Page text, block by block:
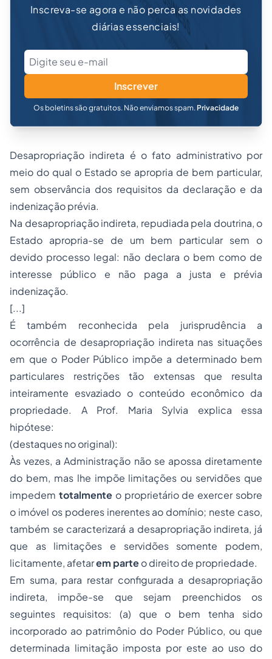
Inscreva-se agora e não perca as novidades
diárias essenciais!
Inscrever
Os boletins são gratuitos. Não enviamos spam. Privacidade
Desapropriação indireta é o fato administrativo por
meio do qual o Estado se apropria de bem particular,
sem observância dos requisitos da declaração e da
indenização prévia.
Na desapropriação indireta, repudiada pela doutrina, o
Estado apropria-se de um bem particular sem o
devido processo legal: não declara o bem como de
interesse público e não paga a justa e prévia
indenização.
[...]
É também reconhecida pela jurisprudência a
ocorrência de desapropriação indireta nas situações
em que o Poder Público impõe a determinado bem
particulares restrições tão extensas que resulta
inteiramente esvaziado o conteúdo econômico da
propriedade. A Prof. Maria Sylvia explica essa
hipótese:
(destaques no original):
Às vezes, a Administração não se apossa diretamente
do bem, mas lhe impõe limitações ou servidões que
impedem totalmenteo proprietário de exercer sobre
o imóvel os poderes inerentes ao domínio; neste caso,
também se caracterizará a desapropriação indireta, já
que as limitações e servidões somente podem,
licitamente, afetarem parteo direito de propriedade.
Em suma, para restar configurada a desapropriação
indireta, impõe-se que sejam preenchidos os
seguintes requisitos: (a) que o bem tenha sido
incorporado ao patrimônio do Poder Público, ou que
determinada limitação imposta por este ao uso do